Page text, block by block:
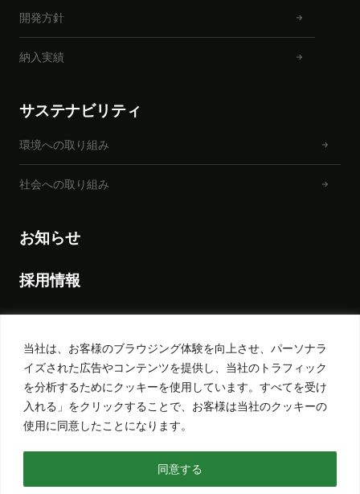
当社は、お客様のブラウジング体験を向上させ、パーソナラ
イズされた広告やコンテンツを提供し、当社のトラフィック
を分析するためにクッキーを使用しています。すべてを受け
入れる」をクリックすることで、お客様は当社のクッキーの
使用に同意したことになります。
同意する
開発方針
納入実績
サステナビリティ
環境への取り組み
社会への取り組み
お知らせ
採用情報
プライバシーポリシー
サイトポリシー